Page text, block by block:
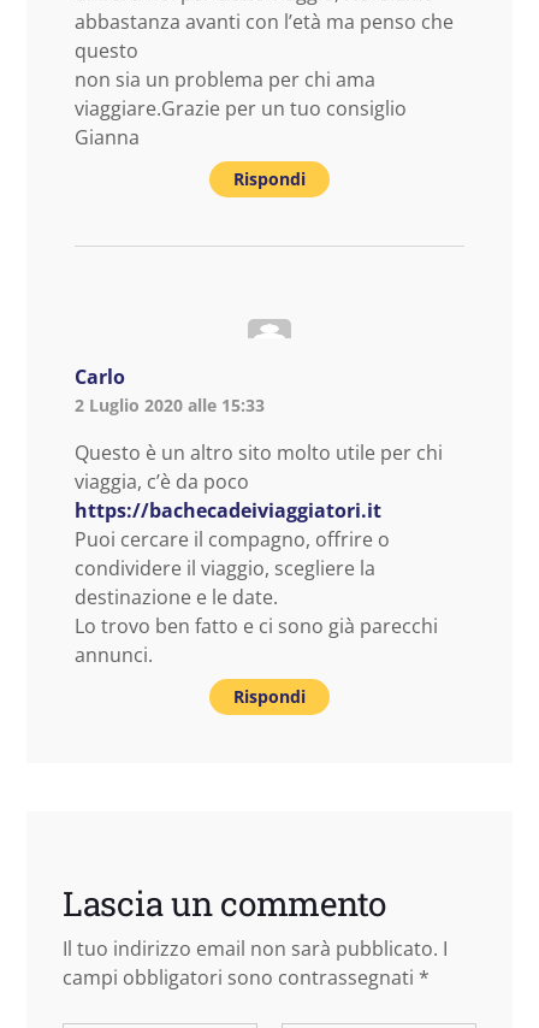
abbastanza avanti con l’età ma penso che
questo
non sia un problema per chi ama
viaggiare.Grazie per un tuo consiglio
Gianna
Rispondi
Carlo
2 Luglio 2020 alle 15:33
Questo è un altro sito molto utile per chi
viaggia, c’è da poco
https://bachecadeiviaggiatori.it
Puoi cercare il compagno, offrire o
condividere il viaggio, scegliere la
destinazione e le date.
Lo trovo ben fatto e ci sono già parecchi
annunci.
Rispondi
Lascia un commento
Il tuo indirizzo email non sarà pubblicato. I
campi obbligatori sono contrassegnati *